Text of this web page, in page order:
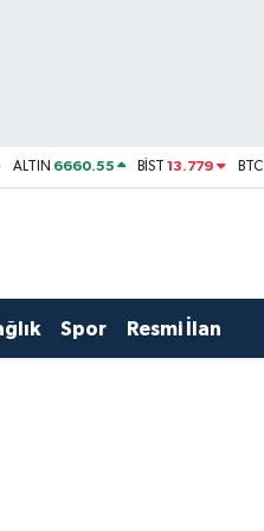
ALTIN 6660.55 BİST13.779 BTC
Spor Resmi İlan